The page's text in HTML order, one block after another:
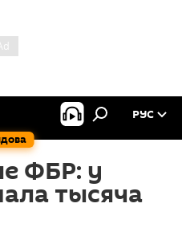
РУС
ФБР: у
тысяча